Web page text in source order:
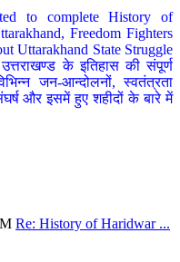
to complete History of
Freedom Fighters
Uttarakhand State Struggle
के इतिहास की संपूर्ण
जन-आन्दोलनों, स्वतंत्रता
और इसमें हुए शहीदों के बारे में
Re: History of Haridwar ...